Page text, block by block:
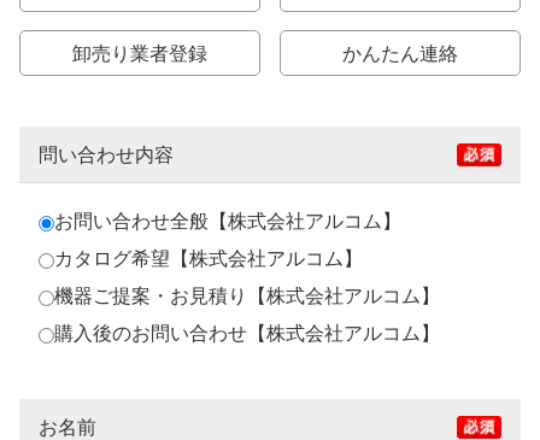
卸売り業者登録 かんたん連絡
問い合わせ内容
お問い合わせ全般【株式会社アルコム】
カタログ希望【株式会社アルコム】
機器ご提案・お見積り【株式会社アルコム】
購入後のお問い合わせ【株式会社アルコム】
お名前